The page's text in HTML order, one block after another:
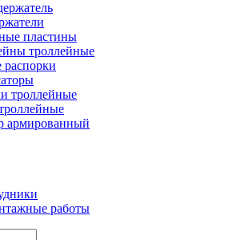
пластины
троллейные
троллейные
армированный
работы